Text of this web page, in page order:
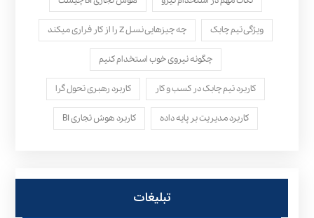
ویژگی تیم چابک چه چیزهایی نسل Z را از کار فراری میکند
چگونه نیروی خوب استخدام کنیم
کاربرد تیم چابک در کسب و کار کاربرد رهبری تحول‌ گرا
کاربرد مدیریت بر پایه داده کاربرد هوش تجاری BI
تبلیغات